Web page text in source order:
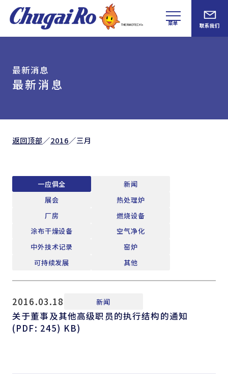
菜单 联系我们
最新消息
最新消息
返回顶部／2016／三月
一应俱全
新闻
展会
热处理炉
厂房
燃烧设备
涂布干燥设备
空气净化
中外技术记录
窑炉
可持续发展
其他
2016.03.18 新闻
关于董事及其他高级职员的执行结构的通知
(PDF: 245) KB)